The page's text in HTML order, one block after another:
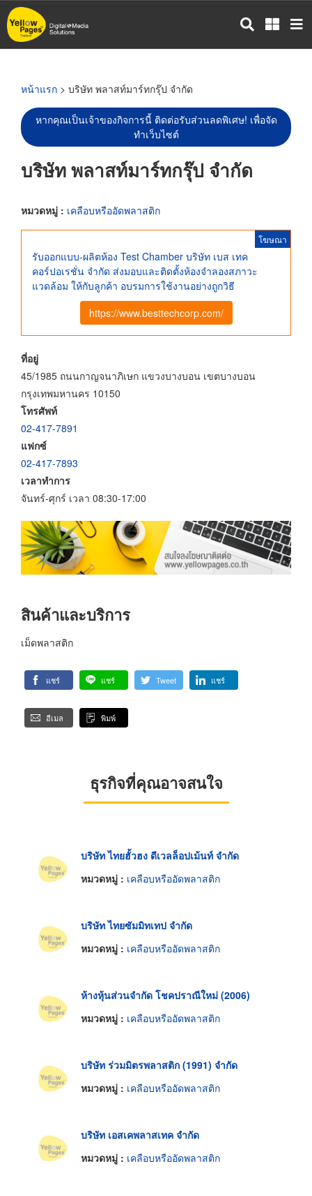
ข้าม
ไป
หน้าแรก > บริษัท พลาสท์มาร์ทกรุ๊ป จำกัด
หากคุณเป็นเจ้าของกิจการนี้ ติดต่อรับส่วนลดพิเศษ! เพื่อจัด
ทำเว็บไซต์
บริษัท พลาสท์มาร์ทกรุ๊ป จำกัด
หมวดหมู่ : เคลือบหรืออัดพลาสติก
โฆษณา
รับออกแบบ-ผลิตห้อง Test Chamber บริษัท เบส เทค
คอร์ปอเรชั่น จำกัด ส่งมอบและติดตั้งห้องจำลองสภาวะ
แวดล้อม ให้กับลูกค้า อบรมการใช้งานอย่างถูกวิธี
https://www.besttechcorp.com/
ที่อยู่
45/1985 ถนนกาญจนาภิเษก แขวงบางบอน เขตบางบอน
กรุงเทพมหานคร 10150
โทรศัพท์
02-417-7891
แฟกซ์
02-417-7893
เวลาทำการ
จันทร์-ศุกร์ เวลา 08:30-17:00
สินค้าและบริการ
เม็ดพลาสติก
แชร์ แชร์ Tweet แชร์
อีเมล พิมพ์
ธุรกิจที่คุณอาจสนใจ
บริษัท ไทยฮั้วฮง ดีเวลล็อปเม้นท์ จำกัด
หมวดหมู่ : เคลือบหรืออัดพลาสติก
บริษัท ไทยซัมมิทเทป จำกัด
หมวดหมู่ : เคลือบหรืออัดพลาสติก
ห้างหุ้นส่วนจำกัด โชคปราณีใหม่ (2006)
หมวดหมู่ : เคลือบหรืออัดพลาสติก
บริษัท ร่วมมิตรพลาสติก (1991) จำกัด
หมวดหมู่ : เคลือบหรืออัดพลาสติก
บริษัท เอสเคพลาสเทค จำกัด
หมวดหมู่ : เคลือบหรืออัดพลาสติก